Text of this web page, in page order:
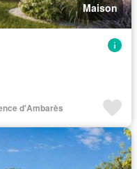
Maison
d'Ambarès